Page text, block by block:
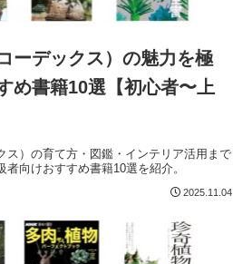
ーデックス）の魅力を極
め書籍10選【初心者〜上
ス）の育て方・図鑑・インテリア活用まで
向けおすすめ書籍10選を紹介。
2025.11.04